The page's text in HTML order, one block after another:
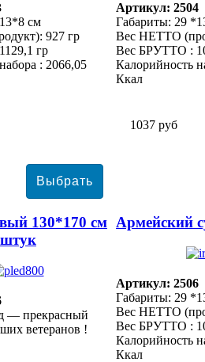
см
927 гр
гр
: 2066,05
1037 руб
Артикул: 2504
Габариты: 29
Вес НЕТТО
Вес БРУТТО :
Калорийность
Ккал
130*170 см
штук
— прекрасный
ветеранов !
Армейский
Артикул: 2506
Габариты: 29
Вес НЕТТО
Вес БРУТТО :
Калорийность
Ккал